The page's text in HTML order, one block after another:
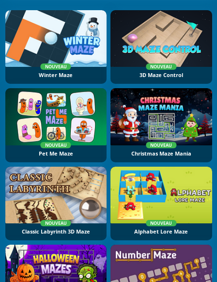
NOUVEAU
Winter Maze
NOUVEAU
3D Maze Control
NOUVEAU
Pet Me Maze
NOUVEAU
Christmas Maze Mania
NOUVEAU
Classic Labyrinth 3D Maze
NOUVEAU
Alphabet Lore Maze